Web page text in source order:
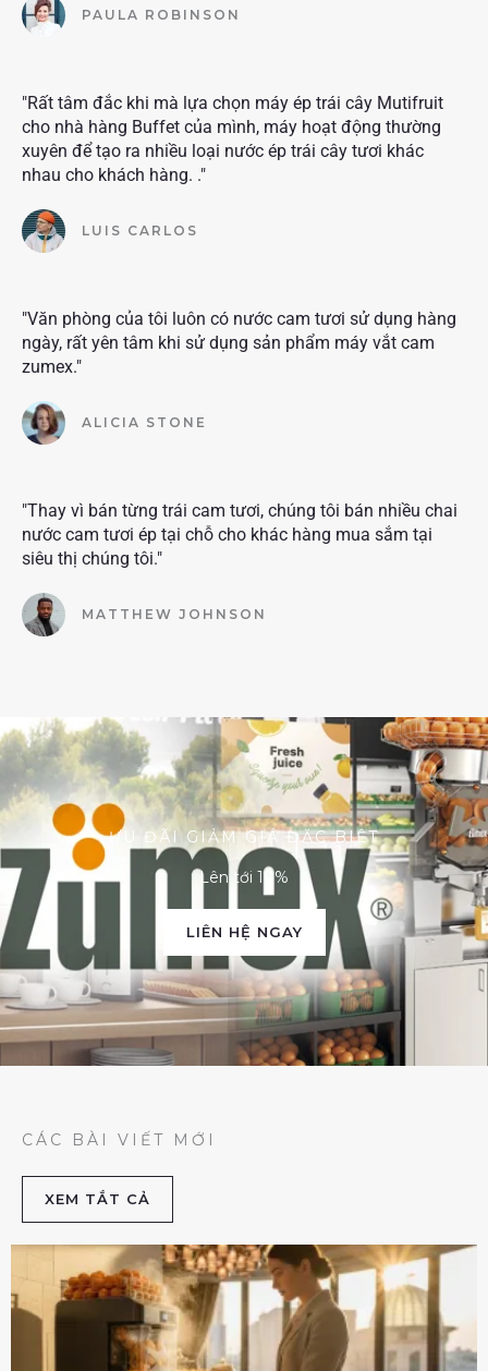
PAULA ROBINSON
"Rất tâm đắc khi mà lựa chọn máy ép trái cây Mutifruit
cho nhà hàng Buffet của mình, máy hoạt động thường
xuyên để tạo ra nhiều loại nước ép trái cây tươi khác
nhau cho khách hàng. ."
LUIS CARLOS
"Văn phòng của tôi luôn có nước cam tươi sử dụng hàng
ngày, rất yên tâm khi sử dụng sản phẩm máy vắt cam
zumex."
ALICIA STONE
"Thay vì bán từng trái cam tươi, chúng tôi bán nhiều chai
nước cam tươi ép tại chỗ cho khác hàng mua sắm tại
siêu thị chúng tôi."
MATTHEW JOHNSON
ƯU ĐÃI GIẢM GIÁ ĐẶC BIỆT
Lên tới 10%
LIÊN HỆ NGAY
CÁC BÀI VIẾT MỚI
XEM TẮT CẢ